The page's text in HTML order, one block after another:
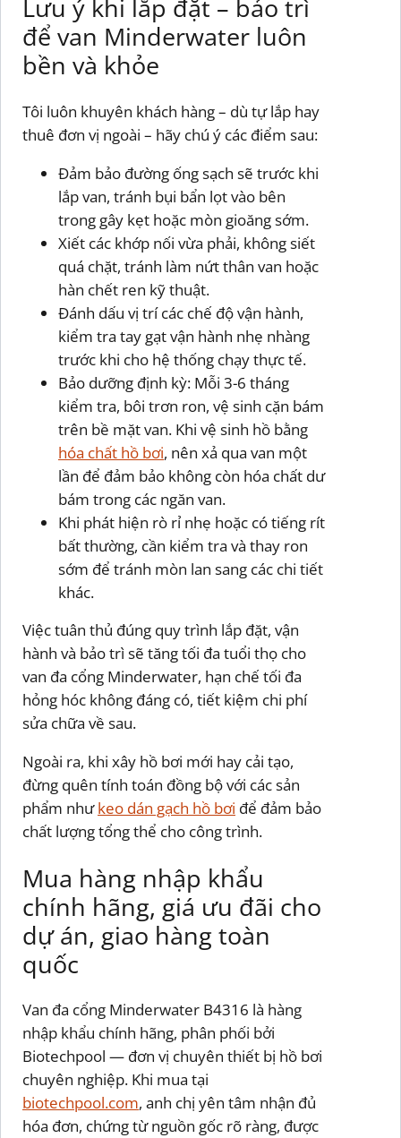
Lưu ý khi lắp đặt – bảo trì
để van Minderwater luôn
bền và khỏe
Tôi luôn khuyên khách hàng – dù tự lắp hay
thuê đơn vị ngoài – hãy chú ý các điểm sau:
Đảm bảo đường ống sạch sẽ trước khi
lắp van, tránh bụi bẩn lọt vào bên
trong gây kẹt hoặc mòn gioăng sớm.
Xiết các khớp nối vừa phải, không siết
quá chặt, tránh làm nứt thân van hoặc
hàn chết ren kỹ thuật.
Đánh dấu vị trí các chế độ vận hành,
kiểm tra tay gạt vận hành nhẹ nhàng
trước khi cho hệ thống chạy thực tế.
Bảo dưỡng định kỳ: Mỗi 3-6 tháng
kiểm tra, bôi trơn ron, vệ sinh cặn bám
trên bề mặt van. Khi vệ sinh hồ bằng
hóa chất hồ bơi, nên xả qua van một
lần để đảm bảo không còn hóa chất dư
bám trong các ngăn van.
Khi phát hiện rò rỉ nhẹ hoặc có tiếng rít
bất thường, cần kiểm tra và thay ron
sớm để tránh mòn lan sang các chi tiết
khác.
Việc tuân thủ đúng quy trình lắp đặt, vận
hành và bảo trì sẽ tăng tối đa tuổi thọ cho
van đa cổng Minderwater, hạn chế tối đa
hỏng hóc không đáng có, tiết kiệm chi phí
sửa chữa về sau.
Ngoài ra, khi xây hồ bơi mới hay cải tạo,
đừng quên tính toán đồng bộ với các sản
phẩm nhưkeo dán gạch hồ bơi để đảm bảo
chất lượng tổng thể cho công trình.
Mua hàng nhập khẩu
chính hãng, giá ưu đãi cho
dự án, giao hàng toàn
quốc
Van đa cổng Minderwater B4316 là hàng
nhập khẩu chính hãng, phân phối bởi
Biotechpool — đơn vị chuyên thiết bị hồ bơi
chuyên nghiệp. Khi mua tại
biotechpool.com, anh chị yên tâm nhận đủ
hóa đơn, chứng từ nguồn gốc rõ ràng, được